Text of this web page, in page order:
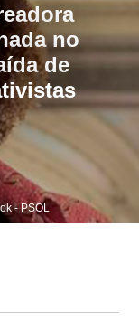
no
de
- PSOL